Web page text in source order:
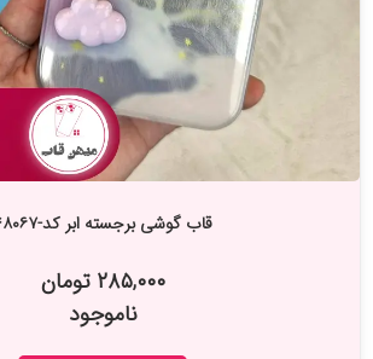
قاب گوشی برجسته ابر کد-۴۸۰۶۷
۲۸۵,۰۰۰ تومان
ناموجود